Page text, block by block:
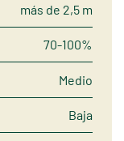
más de 2,5 m
70-100%
Medio
Baja